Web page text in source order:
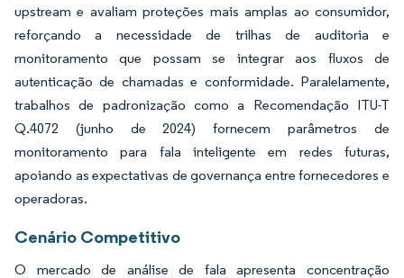
upstream e avaliam proteções mais amplas ao consumidor,
reforçando a necessidade de trilhas de auditoria e
monitoramento que possam se integrar aos fluxos de
autenticação de chamadas e conformidade. Paralelamente,
trabalhos de padronização como a Recomendação ITU-T
Q.4072 (junho de 2024) fornecem parâmetros de
monitoramento para fala inteligente em redes futuras,
apoiando as expectativas de governança entre fornecedores e
operadoras.
Cenário Competitivo
O mercado de análise de fala apresenta concentração